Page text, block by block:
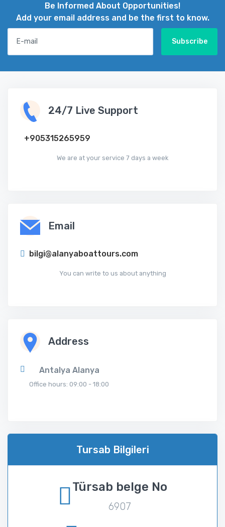
Be Informed About Opportunities!
Add your email address and be the first to know.
Subscribe
24/7 Live Support
‪+905315265959
We are at your service 7 days a week
Email
bilgi@alanyaboattours.com
You can write to us about anything
Address
Antalya Alanya
Office hours: 09:00 - 18:00
Tursab Bilgileri
Türsab belge No
6907